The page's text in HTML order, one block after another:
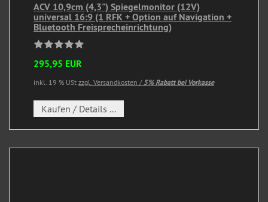
ACV 10,9cm (4,3") Spiegelmonitor (12V)
universal 16:9 (1 RFK + Option auf Navigation +
Bluetooth Freisprecheinrichtung)
295,95 EUR
inkl. 19 % USt zzgl. Versandkosten / 5% Rabatt bei Vorkasse
Kaufen / Details ...